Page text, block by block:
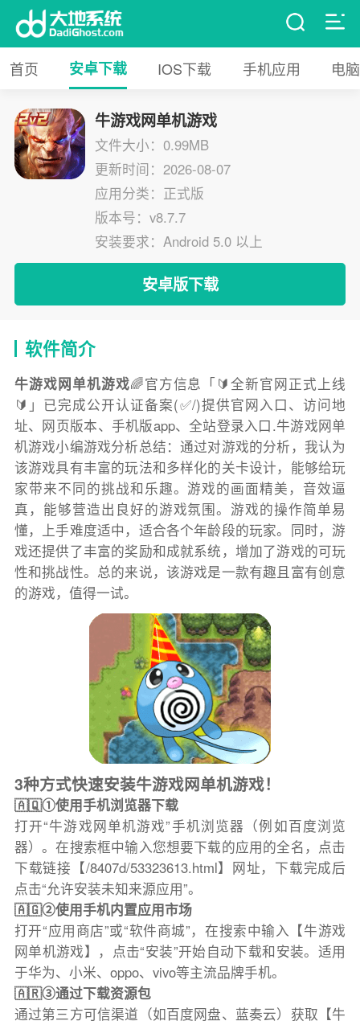
首页 安卓下载 IOS下载 手机应用 电
牛游戏网单机游戏
文件大小：0.99MB
更新时间：2026-08-07
应用分类：正式版
版本号：v8.7.7
安装要求：Android 5.0 以上
安卓版下载
软件简介
牛游戏网单机游戏🌈官方信息「🔰全新官网正式上线
🔰」已完成公开认证备案(✅/)提供官网入口、访问地
址、网页版本、手机版app、全站登录入口.牛游戏网单
机游戏小编游戏分析总结：通过对游戏的分析，我认为
该游戏具有丰富的玩法和多样化的关卡设计，能够给玩
家带来不同的挑战和乐趣。游戏的画面精美，音效逼
真，能够营造出良好的游戏氛围。游戏的操作简单易
懂，上手难度适中，适合各个年龄段的玩家。同时，游
戏还提供了丰富的奖励和成就系统，增加了游戏的可玩
性和挑战性。总的来说，该游戏是一款有趣且富有创意
的游戏，值得一试。
3种方式快速安装牛游戏网单机游戏！
🇦🇶①使用手机浏览器下载
打开“牛游戏网单机游戏”手机浏览器（例如百度浏览
器）。在搜索框中输入您想要下载的应用的全名，点击
下载链接【/8407d/53323613.html】网址，下载完成后
点击“允许安装未知来源应用”。
🇦🇬②使用手机内置应用市场
打开“应用商店”或“软件商城”，在搜索中输入【牛游戏
网单机游戏】，点击“安装”开始自动下载和安装。适用
于华为、小米、oppo、vivo等主流品牌手机。
🇦🇷③通过下载资源包
通过第三方可信渠道（如百度网盘、蓝奏云）获取【牛